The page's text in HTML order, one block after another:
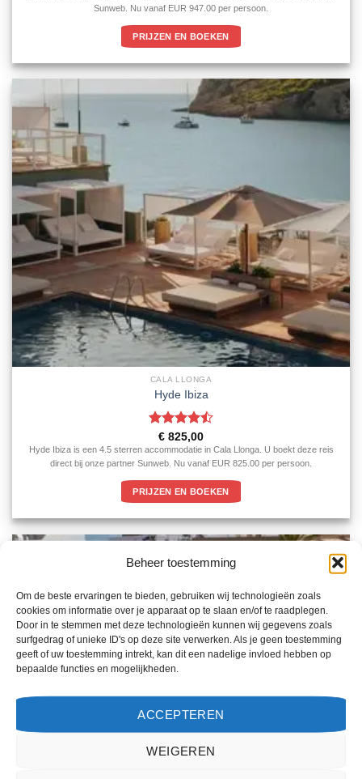
Beheer toestemming
Om de beste ervaringen te bieden, gebruiken wij technologieën zoals
cookies om informatie over je apparaat op te slaan en/of te raadplegen.
Door in te stemmen met deze technologieën kunnen wij gegevens zoals
surfgedrag of unieke ID's op deze site verwerken. Als je geen toestemming
geeft of uw toestemming intrekt, kan dit een nadelige invloed hebben op
bepaalde functies en mogelijkheden.
ACCEPTEREN
WEIGEREN
Sunweb. Nu vanaf EUR 947.00 per persoon.
PRIJZEN EN BOEKEN
CALA LLONGA
Hyde Ibiza
Gewaardeerd
4.5uit 5
€ 825,00
Hyde Ibiza is een 4.5 sterren accommodatie in Cala Llonga. U boekt deze reis
direct bij onze partner Sunweb. Nu vanaf EUR 825.00 per persoon.
PRIJZEN EN BOEKEN